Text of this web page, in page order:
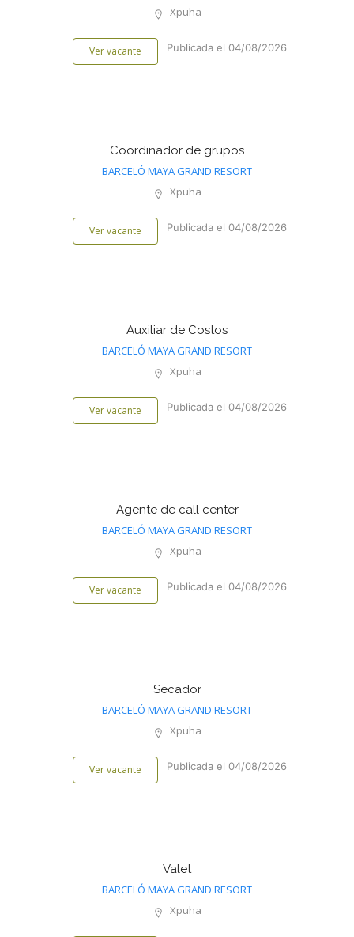
Xpuha
Ver vacante Publicada el 04/08/2026
Coordinador de grupos
BARCELÓ MAYA GRAND RESORT
Xpuha
Ver vacante Publicada el 04/08/2026
Auxiliar de Costos
BARCELÓ MAYA GRAND RESORT
Xpuha
Ver vacante Publicada el 04/08/2026
Agente de call center
BARCELÓ MAYA GRAND RESORT
Xpuha
Ver vacante Publicada el 04/08/2026
Secador
BARCELÓ MAYA GRAND RESORT
Xpuha
Ver vacante Publicada el 04/08/2026
Valet
BARCELÓ MAYA GRAND RESORT
Xpuha